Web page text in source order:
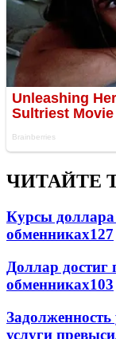
ЧИТАЙТЕ
Курсы
обменниках127
Доллар достиг
обменниках103
услуги